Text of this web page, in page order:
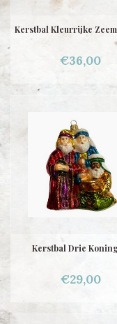
Kerstbal Kleurrijke
€36,00
Kerstbal Drie
€29,00